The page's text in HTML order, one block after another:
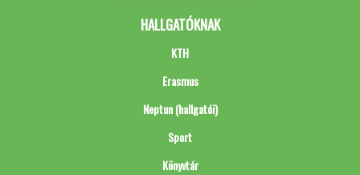
HALLGATÓKNAK
KTH
Erasmus
Neptun (hallgatói)
Sport
Könyvtár